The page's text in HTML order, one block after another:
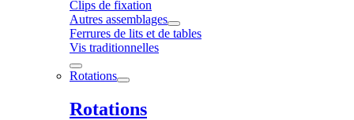
Clips de fixation
Autres assemblages
Ferrures de lits et de tables
Vis traditionnelles
Rotations
Rotations